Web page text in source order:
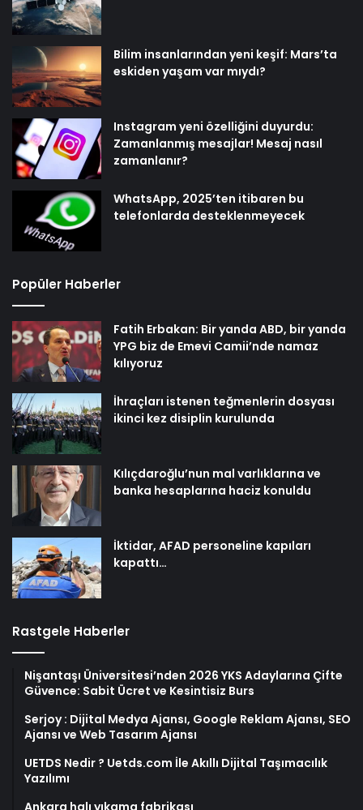
Bilim insanlarından yeni keşif: Mars’ta
eskiden yaşam var mıydı?
Instagram yeni özelliğini duyurdu:
Zamanlanmış mesajlar! Mesaj nasıl
zamanlanır?
WhatsApp, 2025’ten itibaren bu
telefonlarda desteklenmeyecek
Popüler Haberler
Fatih Erbakan: Bir yanda ABD, bir yanda
YPG biz de Emevi Camii’nde namaz
kılıyoruz
İhraçları istenen teğmenlerin dosyası
ikinci kez disiplin kurulunda
Kılıçdaroğlu’nun mal varlıklarına ve
banka hesaplarına haciz konuldu
İktidar, AFAD personeline kapıları
kapattı…
Rastgele Haberler
Nişantaşı Üniversitesi’nden 2026 YKS Adaylarına Çifte
Güvence: Sabit Ücret ve Kesintisiz Burs
Serjoy : Dijital Medya Ajansı, Google Reklam Ajansı, SEO
Ajansı ve Web Tasarım Ajansı
UETDS Nedir ? Uetds.com İle Akıllı Dijital Taşımacılık
Yazılımı